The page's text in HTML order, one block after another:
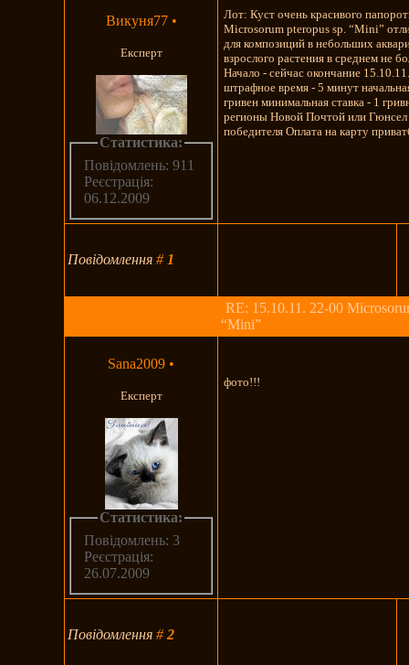
Викуня77 •
Експерт
Статистика:
Повідомлень: 911
Реєстрація:
06.12.2009
Лот: Куст очень красивого
Microsorum pteropus sp. “Mini”
для композиций в небольших
взрослого растения в среднем не
Начало - сейчас окончание
штрафное время - 5 минут
гривен минимальная ставка - 1
регионы Новой Почтой или Гюнсел
победителя Оплата на карту
Повідомлення# 1
RE: 15.10.11. 22-00
“Mini”
Sana2009 •
Експерт
Статистика:
Повідомлень: 3
Реєстрація:
26.07.2009
фото!!!
Повідомлення#2